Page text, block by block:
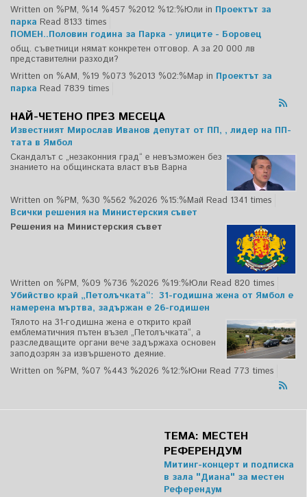
Written on %PM, %14 %457 %2012 %12:%Юли in Проектът за
парка Read 8133 times
ПОМЕН..Половин година за Парка - улиците - Боровец
общ. съветници нямат конкретен отговор. А за 20 000 лв
представителни разходи?
Written on %AM, %19 %073 %2013 %02:%Мар in Проектът за
парка Read 7839 times
НАЙ-ЧЕТЕНО ПРЕЗ МЕСЕЦА
Известният Мирослав Иванов депутат от ПП, , лидер на ПП-
тата в Ямбол
Скандалът с „незаконния град“ е невъзможен без
знанието на общинската власт във Варна
Written on %PM, %30 %562 %2026 %15:%Май Read 1341 times
Всички решения на Министерския съвет
Решения на Министерския съвет
Written on %PM, %09 %736 %2026 %19:%Юли Read 820 times
Убийство край „Петолъчката“: 31-годишна жена от Ямбол е
намерена мъртва, задържан е 26-годишен
Тялото на 31-годишна жена е открито край
емблематичния пътен възел „Петолъчката“, а
разследващите органи вече задържаха основен
заподозрян за извършеното деяние.
Written on %PM, %07 %443 %2026 %12:%Юни Read 773 times
ТЕМА: МЕСТЕН
РЕФЕРЕНДУМ
Митинг-концерт и подписка
в зала "Диана" за местен
Референдум